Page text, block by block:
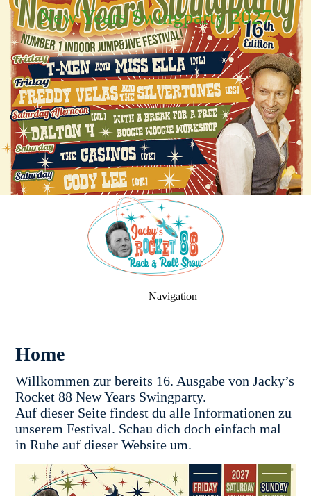
New Years Swingparty 2027
Navigation
Home
Willkommen zur bereits 16. Ausgabe von Jacky’s
Rocket 88 New Years Swingparty.
Auf dieser Seite findest du alle Informationen zu
unserem Festival. Schau dich doch einfach mal
in Ruhe auf dieser Website um.